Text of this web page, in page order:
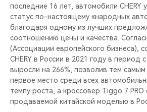
последние 16 лет, автомобили CHERY
статус по-настоящему «народных
благодаря одному из лучших
соотношению цены и качества.
(Ассоциации европейского бизнеса),
CHERY в России в 2021 году в период
выросли на 266%, позволив тем самым
первое место среди всех
темпу роста, а кроссовер Tiggo 7 PRO
продаваемой китайской моделью в